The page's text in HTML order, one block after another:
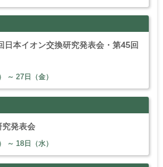
日本イオン交換研究発表会・第45回
～ 27日（金）
究発表会
～ 18日（水）